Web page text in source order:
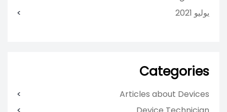
يوليو 2021
Categories
Articles about Devices